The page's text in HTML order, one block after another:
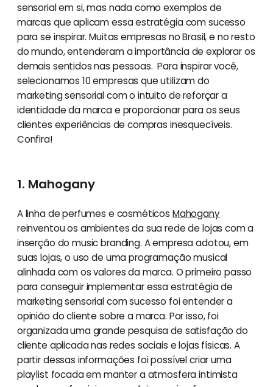
sensorial em si, mas nada como exemplos de
marcas que aplicam essa estratégia com sucesso
para se inspirar. Muitas empresas no Brasil, e no resto
do mundo, entenderam a importância de explorar os
demais sentidos nas pessoas. Para inspirar você,
selecionamos 10 empresas que utilizam do
marketing sensorial com o intuito de reforçar a
identidade da marca e proporcionar para os seus
clientes experiências de compras inesquecíveis.
Confira!
1. Mahogany
A linha de perfumes e cosméticos Mahogany
reinventou os ambientes da sua rede de lojas com a
inserção do music branding. A empresa adotou, em
suas lojas, o uso de uma programação musical
alinhada com os valores da marca. O primeiro passo
para conseguir implementar essa estratégia de
marketing sensorial com sucesso foi entender a
opinião do cliente sobre a marca. Por isso, foi
organizada uma grande pesquisa de satisfação do
cliente aplicada nas redes sociais e lojas físicas. A
partir dessas informações foi possível criar uma
playlist focada em manter a atmosfera intimista